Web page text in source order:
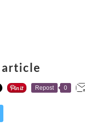
article
Repost 0